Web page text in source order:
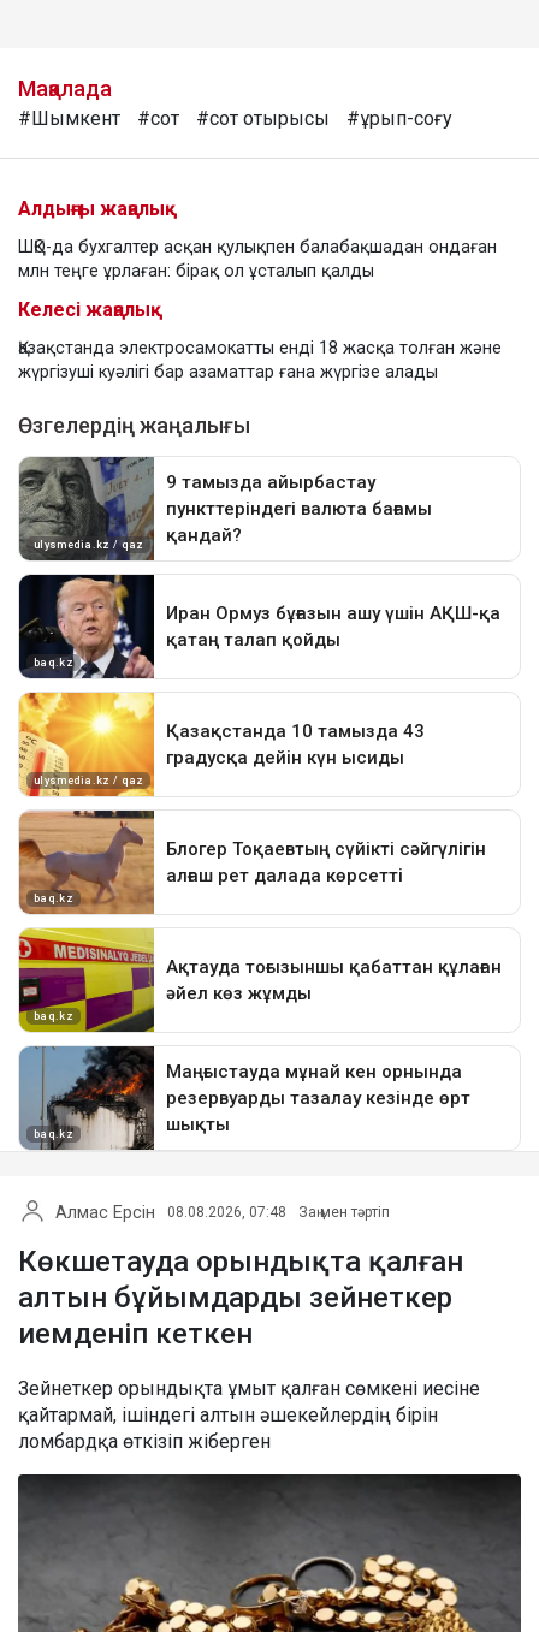
Мақалада
#Шымкент #сот #сот отырысы #ұрып-соғу
Алдыңғы жаңалық
ШҚО-да бухгалтер асқан қулықпен балабақшадан ондаған
млн теңге ұрлаған: бірақ ол ұсталып қалды
Келесі жаңалық
Қазақстанда электросамокатты енді 18 жасқа толған және
жүргізуші куәлігі бар азаматтар ғана жүргізе алады
Алмас Ерсін 08.08.2026, 07:48 Заң мен тәртіп
Көкшетауда орындықта қалған
алтын бұйымдарды зейнеткер
иемденіп кеткен
Зейнеткер орындықта ұмыт қалған сөмкені иесіне
қайтармай, ішіндегі алтын әшекейлердің бірін
ломбардқа өткізіп жіберген